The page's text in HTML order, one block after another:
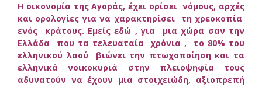
Η οικονομία της Αγοράς, έχει ορίσει νόμους, αρχές
και ορολογίες για να χαρακτηρίσει τη χρεοκοπία
ενός κράτους. Εμείς εδώ , για μια χώρα σαν την
Ελλάδα που τα τελευαταία χρόνια , το 80% του
ελληνικού λαού βιώνει την πτωχοποίηση και τα
ελληνικά νοικοκυριά στην πλειοψηφία τους
αδυνατούν να έχουν μια στοιχειώδη, αξιοπρεπή